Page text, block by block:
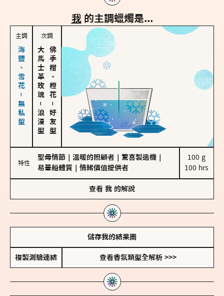
我 的主調蠟燭是...
主調
海鹽、雪花－無私型
次調
大馬士革玫瑰
－
浪漫型
佛手柑、橙花
－
好友型
特性
聖母情節 溫暖的照顧者 驚喜製造機
易暈船體質
情緒價值提供者
100 g
100 hrs
查看 我 的解說
儲存我的結果圖
複製測驗連結 查看香氛類型全解析 >>>